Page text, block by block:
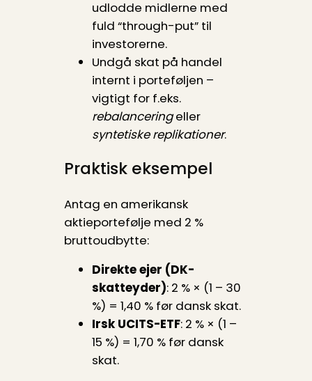
udlodde midlerne med
fuld “through-put” til
investorerne.
Undgå skat på handel
internt i porteføljen –
vigtigt for f.eks.
rebalanceringeller
syntetiske replikationer.
Praktisk eksempel
Antag en amerikansk
aktieportefølje med 2 %
brutto­udbytte:
Direkte ejer (DK-
skatteyder): 2 % × (1 – 30
%) = 1,40 % før dansk skat.
Irsk UCITS-ETF: 2 % × (1 –
15 %) = 1,70 % før dansk
skat.